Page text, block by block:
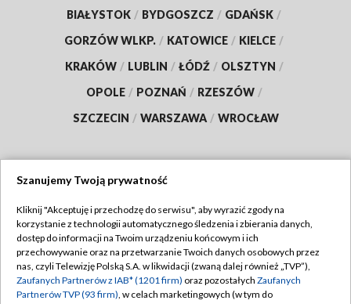
BIAŁYSTOK / BYDGOSZCZ / GDAŃSK /
GORZÓW WLKP. / KATOWICE / KIELCE /
KRAKÓW / LUBLIN / ŁÓDŹ / OLSZTYN /
OPOLE / POZNAŃ / RZESZÓW /
SZCZECIN / WARSZAWA / WROCŁAW
TVP
Abonament TVP
Emisja w TVP
Regulamin TVP
Polityka prywatności
Szanujemy Twoją prywatność
Kliknij "Akceptuję i przechodzę do serwisu", aby wyrazić zgody na
korzystanie z technologii automatycznego śledzenia i zbierania danych,
dostęp do informacji na Twoim urządzeniu końcowym i ich
przechowywanie oraz na przetwarzanie Twoich danych osobowych przez
nas, czyli Telewizję Polską S.A. w likwidacji (zwaną dalej również „TVP”),
Zaufanych Partnerów z IAB* (1201 firm) oraz pozostałych Zaufanych
Partnerów TVP (93 firm), w celach marketingowych (w tym do